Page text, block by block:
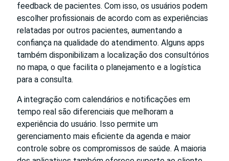
feedback de pacientes. Com isso, os usuários podem
escolher profissionais de acordo com as experiências
relatadas por outros pacientes, aumentando a
confiança na qualidade do atendimento. Alguns apps
também disponibilizam a localização dos consultórios
no mapa, o que facilita o planejamento e a logística
para a consulta.
A integração com calendários e notificações em
tempo real são diferenciais que melhoram a
experiência do usuário. Isso permite um
gerenciamento mais eficiente da agenda e maior
controle sobre os compromissos de saúde. A maioria